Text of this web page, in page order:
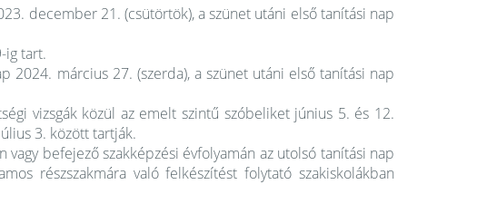
december 21. (csütörtök), a szünet utáni első tanítási nap
ig tart.
2024. március 27. (szerda), a szünet utáni első tanítási nap
vizsgák közül az emelt szintű szóbeliket június 5. és 12.
3. között tartják.
befejező szakképzési évfolyamán az utolsó tanítási nap
részszakmára való felkészítést folytató szakiskolákban